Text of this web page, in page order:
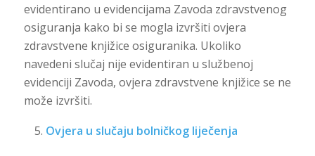
evidentirano u evidencijama Zavoda zdravstvenog
osiguranja kako bi se mogla izvršiti ovjera
zdravstvene knjižice osiguranika. Ukoliko
navedeni slučaj nije evidentiran u službenoj
evidenciji Zavoda, ovjera zdravstvene knjižice se ne
može izvršiti.
Ovjera u slučaju bolničkog liječenja